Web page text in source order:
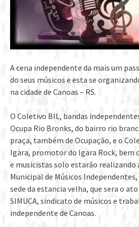
A cena independente da mais um
do seus músicos e esta se
na cidade de Canoas – RS.
O Coletivo BIL, bandas
Ocupa Rio Bronks, do bairro rio
praça, também de Ocupação, e o
Igara, promotor do Igara Rock, bem
e musicistas solo estarão realizando
Municipal de Músicos
sede da estancia velha, que sera o
SIMUCA, sindicato de músicos e
independente de Canoas.